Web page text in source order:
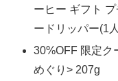
ーヒー ギフト
ードリッパー(1
30%OFF 限定ク
めぐり> 207g